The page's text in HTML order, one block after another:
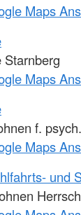
Maps
Starnberg
Maps
f.
Maps
und